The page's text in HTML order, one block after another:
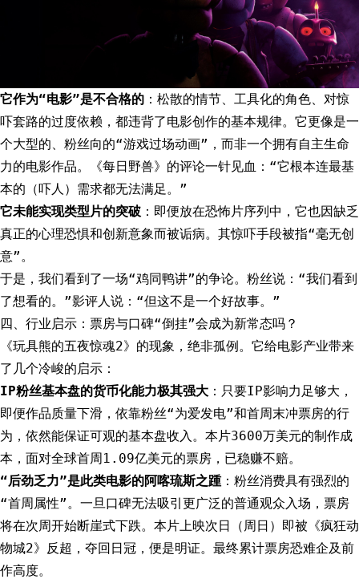
它作为“电影”是不合格的 ：松散的情节、工具化的角色、对惊
吓套路的过度依赖，都违背了电影创作的基本规律。它更像是一
个大型的、粉丝向的“游戏过场动画”，而非一个拥有自主生命
力的电影作品。《每日野兽》的评论一针见血：“它根本连最基
本的（吓人）需求都无法满足。”
它未能实现类型片的突破 ：即便放在恐怖片序列中，它也因缺乏
真正的心理恐惧和创新意象而被诟病。其惊吓手段被指“毫无创
意”。
于是，我们看到了一场“鸡同鸭讲”的争论。粉丝说：“我们看到
了想看的。”影评人说：“但这不是一个好故事。”
四、行业启示：票房与口碑“倒挂”会成为新常态吗？
《玩具熊的五夜惊魂2》的现象，绝非孤例。它给电影产业带来
了几个冷峻的启示：
IP粉丝基本盘的货币化能力极其强大 ：只要IP影响力足够大，
即便作品质量下滑，依靠粉丝“为爱发电”和首周末冲票房的行
为，依然能保证可观的基本盘收入。本片3600万美元的制作成
本，面对全球首周1.09亿美元的票房，已稳赚不赔。
“后劲乏力”是此类电影的阿喀琉斯之踵：粉丝消费具有强烈的
“首周属性”。一旦口碑无法吸引更广泛的普通观众入场，票房
将在次周开始断崖式下跌。本片上映次日（周日）即被《疯狂动
物城2》反超，夺回日冠，便是明证。最终累计票房恐难企及前
作高度。